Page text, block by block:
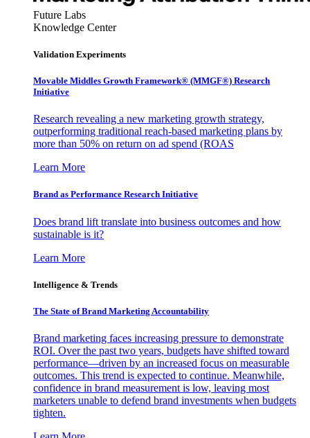
Future Labs
Knowledge Center
Validation Experiments
Movable Middles Growth Framework® (MMGF®) Research
Initiative
Research revealing a new marketing growth strategy,
outperforming traditional reach-based marketing plans by
more than 50% on return on ad spend (ROAS
Learn More
Brand as Performance Research Initiative
Does brand lift translate into business outcomes and how
sustainable is it?
Learn More
Intelligence & Trends
The State of Brand Marketing Accountability
Brand marketing faces increasing pressure to demonstrate
ROI. Over the past two years, budgets have shifted toward
performance—driven by an increased focus on measurable
outcomes. This trend is expected to continue. Meanwhile,
confidence in brand measurement is low, leaving most
marketers unable to defend brand investments when budgets
tighten.